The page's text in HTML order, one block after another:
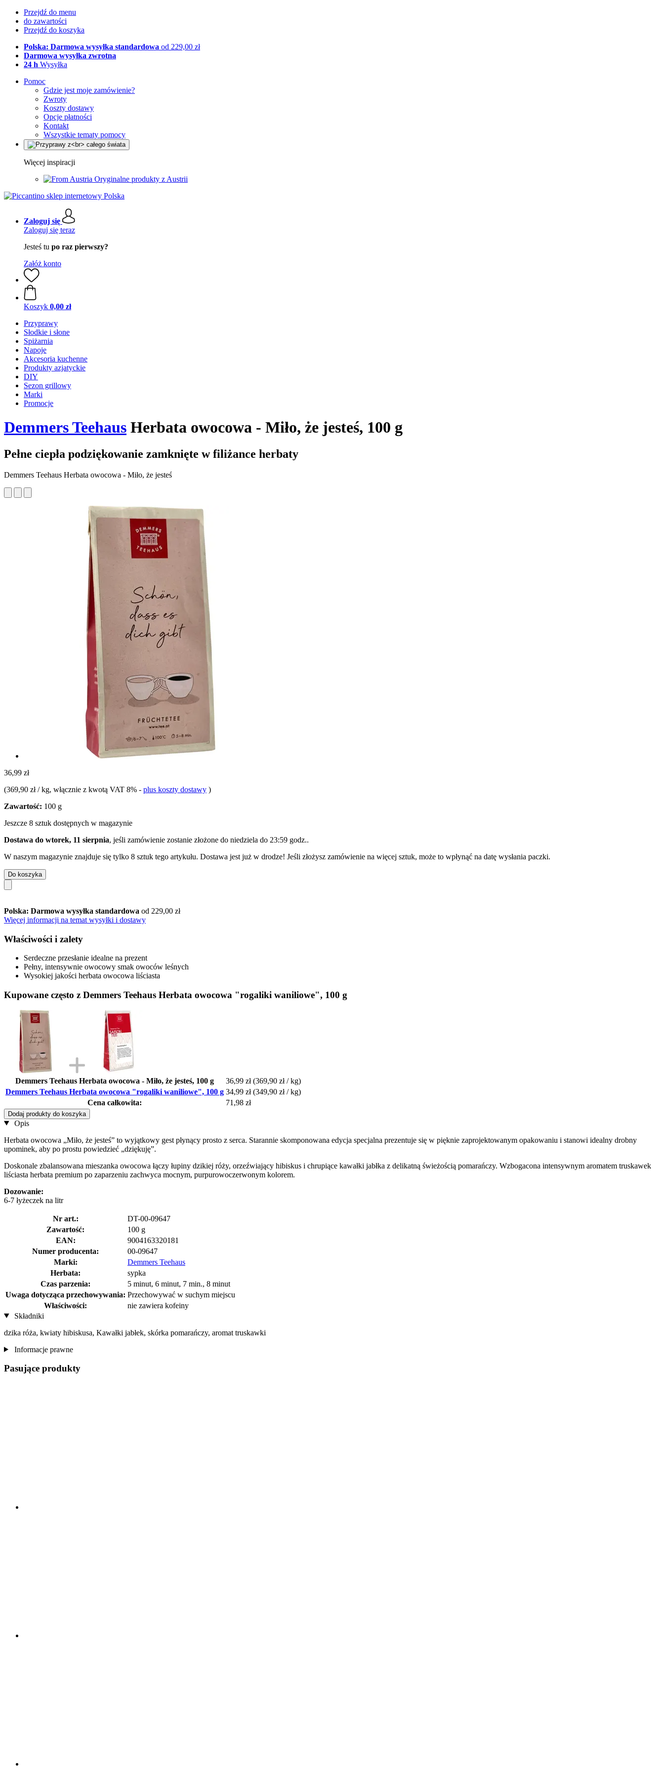
Przejdź do menu
do zawartości
Przejdź do koszyka
Polska: Darmowa wysyłka standardowa od 229,00 zł
Darmowa wysyłka zwrotna
24 h Wysyłka
Pomoc
Gdzie jest moje zamówienie?
Zwroty
Koszty dostawy
Opcje płatności
Kontakt
Wszystkie tematy pomocy
Więcej inspiracji
Oryginalne produkty z Austrii
Zaloguj się
Zaloguj się teraz
Jesteś tu po raz pierwszy?
Załóż konto
Koszyk 0,00 zł
Przyprawy
Słodkie i słone
Spiżarnia
Napoje
Akcesoria kuchenne
Produkty azjatyckie
DIY
Sezon grillowy
Marki
Promocje
Demmers Teehaus Herbata owocowa - Miło, że jesteś, 100 g
Pełne ciepła podziękowanie zamknięte w filiżance herbaty
Demmers Teehaus Herbata owocowa - Miło, że jesteś
36,99 zł
(369,90 zł / kg, włącznie z kwotą VAT 8% - plus koszty dostawy )
Zawartość: 100 g
Jeszcze 8 sztuk dostępnych w magazynie
Dostawa do wtorek, 11 sierpnia, jeśli zamówienie zostanie złożone do niedziela do 23:59 godz..
W naszym magazynie znajduje się tylko 8 sztuk tego artykułu. Dostawa jest już w drodze! Jeśli złożysz zamówienie na więcej sztuk, może to wpłynąć na datę wysłania paczki.
Do koszyka
Polska: Darmowa wysyłka standardowa od 229,00 zł
Więcej informacji na temat wysyłki i dostawy
Właściwości i zalety
Serdeczne przesłanie idealne na prezent
Pełny, intensywnie owocowy smak owoców leśnych
Wysokiej jakości herbata owocowa liściasta
Kupowane często z Demmers Teehaus Herbata owocowa "rogaliki waniliowe", 100 g
Demmers Teehaus Herbata owocowa - Miło, że jesteś, 100 g 36,99 zł (369,90 zł / kg)
Demmers Teehaus Herbata owocowa "rogaliki waniliowe", 100 g 34,99 zł (349,90 zł / kg)
Cena całkowita:
71,98 zł
Dodaj produkty do koszyka
Opis
Herbata owocowa „Miło, że jesteś” to wyjątkowy gest płynący prosto z serca. Starannie skomponowana edycja specjalna prezentuje się w pięknie zaprojektowanym opakowaniu i stanowi idealny drobny
upominek, aby po prostu powiedzieć „dziękuję”.
Doskonale zbalansowana mieszanka owocowa łączy łupiny dzikiej róży, orzeźwiający hibiskus i chrupiące kawałki jabłka z delikatną świeżością pomarańczy. Wzbogacona intensywnym aromatem truskawek
liściasta herbata premium po zaparzeniu zachwyca mocnym, purpurowoczerwonym kolorem.
Dozowanie:
6-7 łyżeczek na litr
Nr art.:
DT-00-09647
Zawartość:
100 g
EAN:
9004163320181
Numer producenta:
00-09647
Marki:
Demmers Teehaus
Herbata:
sypka
Czas parzenia:
5 minut, 6 minut, 7 min., 8 minut
Uwaga dotycząca przechowywania: Przechowywać w suchym miejscu
Właściwości:
nie zawiera kofeiny
Składniki
dzika róża, kwiaty hibiskusa, Kawałki jabłek, skórka pomarańczy, aromat truskawki
Informacje prawne
Pasujące produkty